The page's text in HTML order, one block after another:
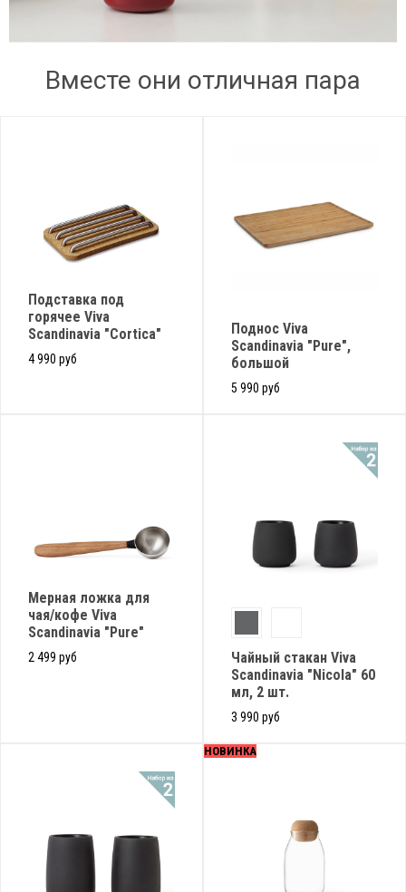
Вместе они отличная пара
Подставка под
горячее Viva
Scandinavia "Cortica"
4 990 руб
Поднос Viva
Scandinavia "Pure",
большой
5 990 руб
Мерная ложка для
чая/кофе Viva
Scandinavia "Pure"
2 499 руб
Чайный стакан Viva
Scandinavia "Nicola" 60
мл, 2 шт.
3 990 руб
НОВИНКА